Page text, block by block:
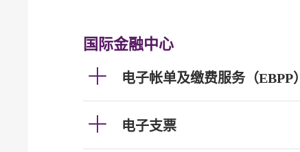
国际金融中心
电子帐单及缴费服务（EBPP）
电子支票